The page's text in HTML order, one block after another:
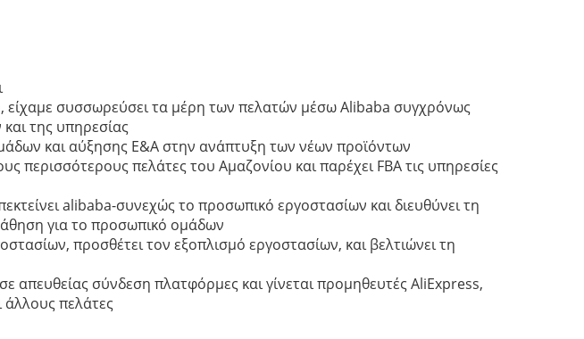
είχαμε συσσωρεύσει τα μέρη των πελατών μέσω Alibaba συγχρόνως
της υπηρεσίας
και αύξησης Ε&Α στην ανάπτυξη των νέων προϊόντων
περισσότερους πελάτες του Αμαζονίου και παρέχει FBA τις υπηρεσίες
alibaba-συνεχώς το προσωπικό εργοστασίων και διευθύνει τη
για το προσωπικό ομάδων
προσθέτει τον εξοπλισμό εργοστασίων, και βελτιώνει τη
απευθείας σύνδεση πλατφόρμες και γίνεται προμηθευτές AliExpress,
άλλους πελάτες